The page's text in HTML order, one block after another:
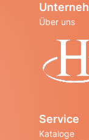
Über uns
Service
Kataloge